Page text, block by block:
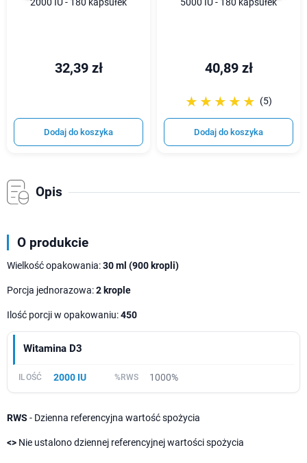
32,39 zł
Dodaj do koszyka
40,89 zł
☆☆☆☆☆
★★★★★ (5)
Dodaj do koszyka
Opis
O produkcie
Wielkość opakowania:30 ml (900 kropli)
Porcja jednorazowa:2 krople
Ilość porcji w opakowaniu:450
Witamina D3
2000 IU 1000%
RWS - Dzienna referencyjna wartość spożycia
<> Nie ustalono dziennej referencyjnej wartości spożycia